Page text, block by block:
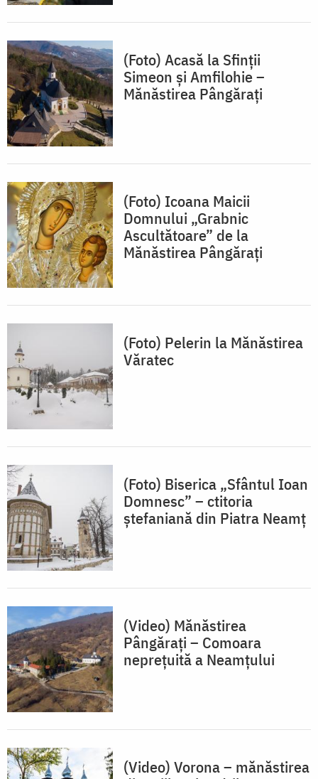
(Foto) Acasă la Sfinții
Simeon și Amfilohie –
Mănăstirea Pângărați
(Foto) Icoana Maicii
Domnului „Grabnic
Ascultătoare” de la
Mănăstirea Pângărați
(Foto) Pelerin la Mănăstirea
Văratec
(Foto) Biserica „Sfântul Ioan
Domnesc” – ctitoria
ştefaniană din Piatra Neamţ
(Video) Mănăstirea
Pângărați – Comoara
neprețuită a Neamțului
(Video) Vorona – mănăstirea